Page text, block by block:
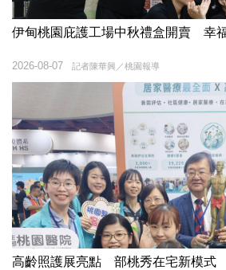
伊甸桃園庇護工場中秋禮盒開賣 幸
記者陳華興／桃園報導
2026-08-07
高齡照護展亮點 部桃秀在宅新模式